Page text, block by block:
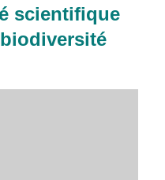
scientifique